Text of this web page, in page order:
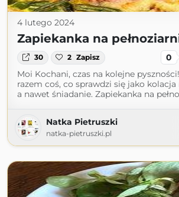
4 lutego 2024
Zapiekanka na
30 2 Zapisz 0
Moi Kochani, czas na kolejne
razem coś, co sprawdzi się jako kolacja
a nawet śniadanie. Zapiekanka na
Natka Pietruszki
natka-pietruszki.pl